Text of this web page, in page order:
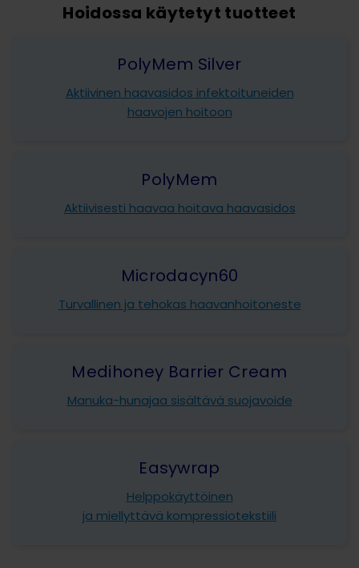
Hoidossa käytetyt tuotteet
PolyMem Silver
Aktiivinen haavasidos infektoituneiden
haavojen hoitoon
PolyMem
Aktiivisesti haavaa hoitava haavasidos
Microdacyn60
Turvallinen ja tehokas haavanhoitoneste
Medihoney Barrier Cream
Manuka-hunajaa sisältävä suojavoide
Easywrap
Helppokäyttöinen
ja miellyttävä kompressiotekstiili